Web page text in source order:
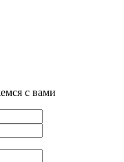
с вами